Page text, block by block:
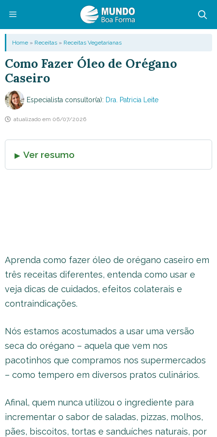
conteúdo
Menu
Home » Receitas » Receitas Vegetarianas
Como Fazer Óleo de Orégano
Caseiro
Especialista consultor(a): Dra. Patricia Leite
atualizado em 06/07/2026
Ver resumo
Aprenda como fazer óleo de orégano caseiro em
três receitas diferentes, entenda como usar e
veja dicas de cuidados, efeitos colaterais e
contraindicações.
Nós estamos acostumados a usar uma versão
seca do orégano – aquela que vem nos
pacotinhos que compramos nos supermercados
– como tempero em diversos pratos culinários.
Afinal, quem nunca utilizou o ingrediente para
incrementar o sabor de saladas, pizzas, molhos,
pães, biscoitos, tortas e sanduíches naturais, por